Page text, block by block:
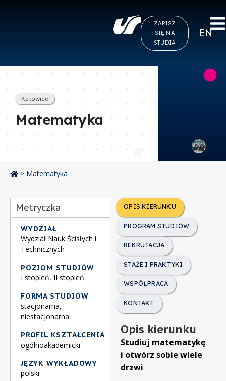
ZAPISZ
SIĘ NA
STUDIA
EN
Katowice
Matematyka
> Matematyka
OPIS KIERUNKU
PROGRAM STUDIÓW
REKRUTACJA
STAŻE I PRAKTYKI
WSPÓŁPRACA
KONTAKT
Opis kierunku
Studiuj matematykę
i otwórz sobie wiele
drzwi
Metryczka
WYDZIAŁ
Wydział Nauk Ścisłych i
Technicznych
POZIOM STUDIÓW
I stopień, II stopień
FORMA STUDIÓW
stacjonarna,
niestacjonarna
PROFIL KSZTAŁCENIA
ogólnoakademicki
JĘZYK WYKŁADOWY
polski